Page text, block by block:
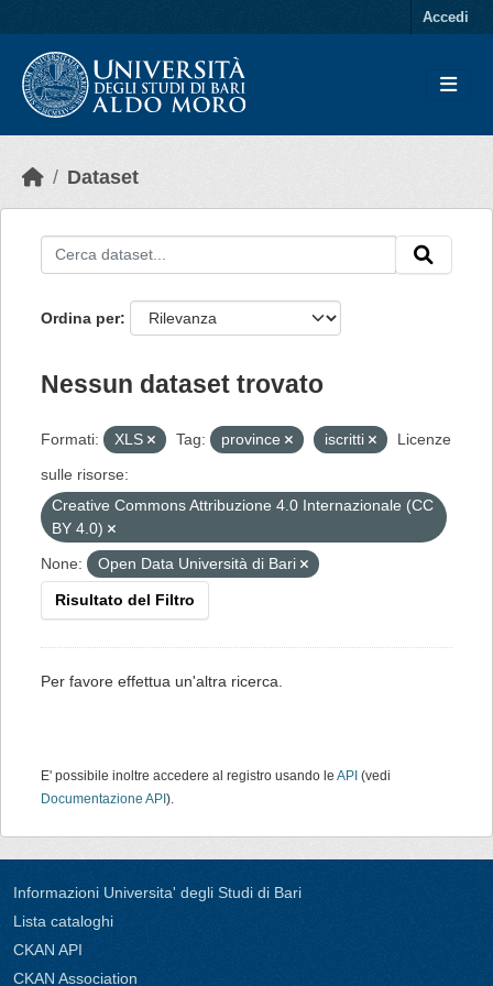
Accedi
Dataset
Ordina per
Nessun dataset trovato
Formati: XLS Tag: province iscritti
Licenze
sulle risorse:
Creative Commons Attribuzione 4.0 Internazionale (CC
BY 4.0)
None:
Open Data Università di Bari
Risultato del Filtro
Per favore effettua un'altra ricerca.
E' possibile inoltre accedere al registro usando le API (vedi
Documentazione API ).
Informazioni Universita' degli Studi di Bari
Lista cataloghi
CKAN API
CKAN Association